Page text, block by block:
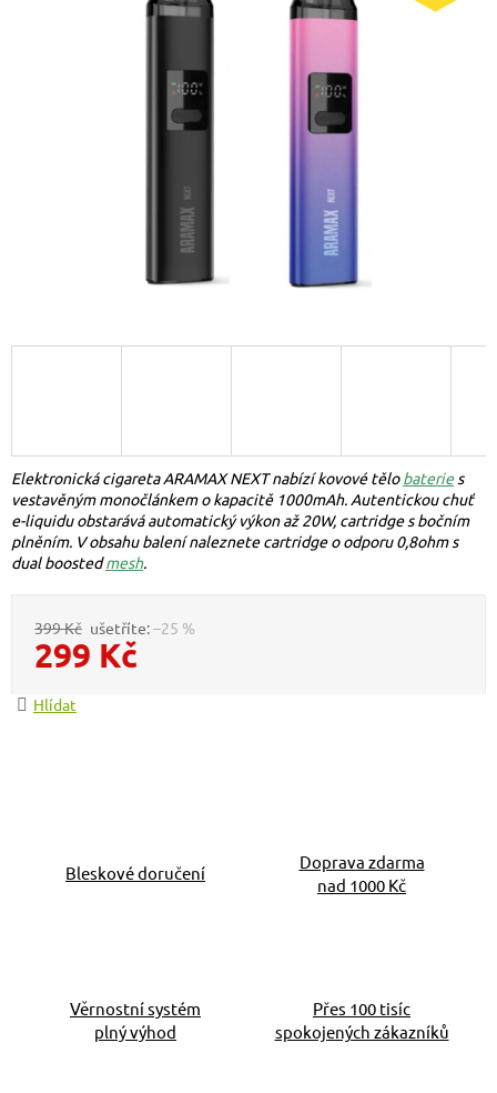
399 Kč –25 %
299 Kč
Elektronická cigareta ARAMAX NEXT nabízí kovové tělobateries
vestavěným monočlánkem o kapacitě 1000mAh. Autentickou chuť
e-liquidu obstarává automatický výkon až 20W, cartridge s bočním
plněním. V obsahu balení naleznete cartridge o odporu 0,8ohm s
dual boostedmesh.
Hlídat
Bleskové doručení
Doprava zdarma
nad 1000 Kč
Věrnostní systém
plný výhod
Přes 100 tisíc
spokojených zákazníků